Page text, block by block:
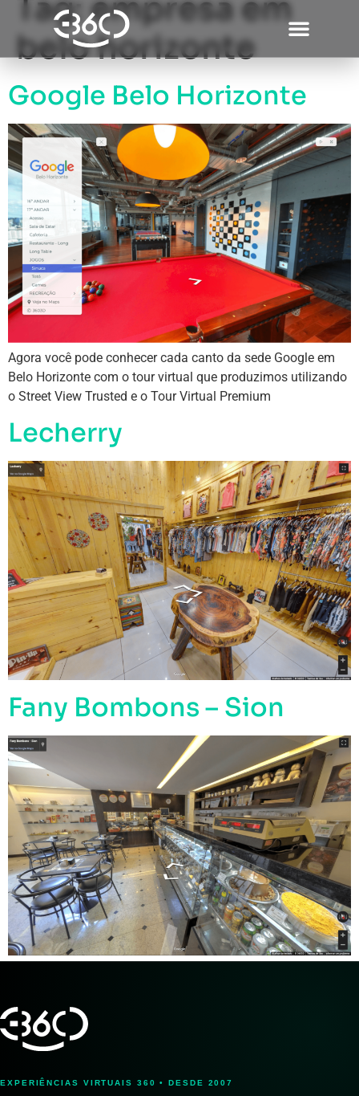
Tag:empresa em
belo horizonte
Google Belo Horizonte
Agora você pode conhecer cada canto da sede Google em
Belo Horizonte com o tour virtual que produzimos utilizando
o Street View Trusted e o Tour Virtual Premium
Lecherry
Fany Bombons – Sion
EXPERIÊNCIAS VIRTUAIS 360 • DESDE 2007